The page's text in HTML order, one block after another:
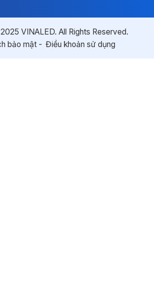
VINALED. All Rights Reserved.
bảo mật
Điều khoản sử dụng